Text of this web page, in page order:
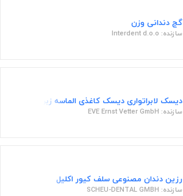
گچ دندانی وزن
سازنده: Interdent d.o.o
دیسک لابراتواری دیسک کاغذی الماسه زبر 14میلی متری کد 9147
سازنده: EVE Ernst Vetter GmbH
رزین دندان مصنوعی سلف کیور اکلیل
سازنده: SCHEU-DENTAL GMBH